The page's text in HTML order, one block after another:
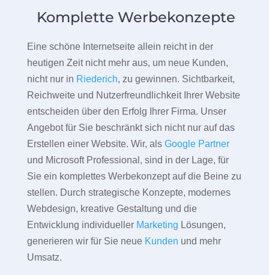
Komplette Werbekonzepte
Eine schöne Internetseite allein reicht in der
heutigen Zeit nicht mehr aus, um neue Kunden,
nicht nur in Riederich, zu gewinnen. Sichtbarkeit,
Reichweite und Nutzerfreundlichkeit Ihrer Website
entscheiden über den Erfolg Ihrer Firma. Unser
Angebot für Sie beschränkt sich nicht nur auf das
Erstellen einer Website. Wir, als Google Partner
und Microsoft Professional, sind in der Lage, für
Sie ein komplettes Werbekonzept auf die Beine zu
stellen. Durch strategische Konzepte, modernes
Webdesign, kreative Gestaltung und die
Entwicklung individueller Marketing Lösungen,
generieren wir für Sie neue Kunden und mehr
Umsatz.